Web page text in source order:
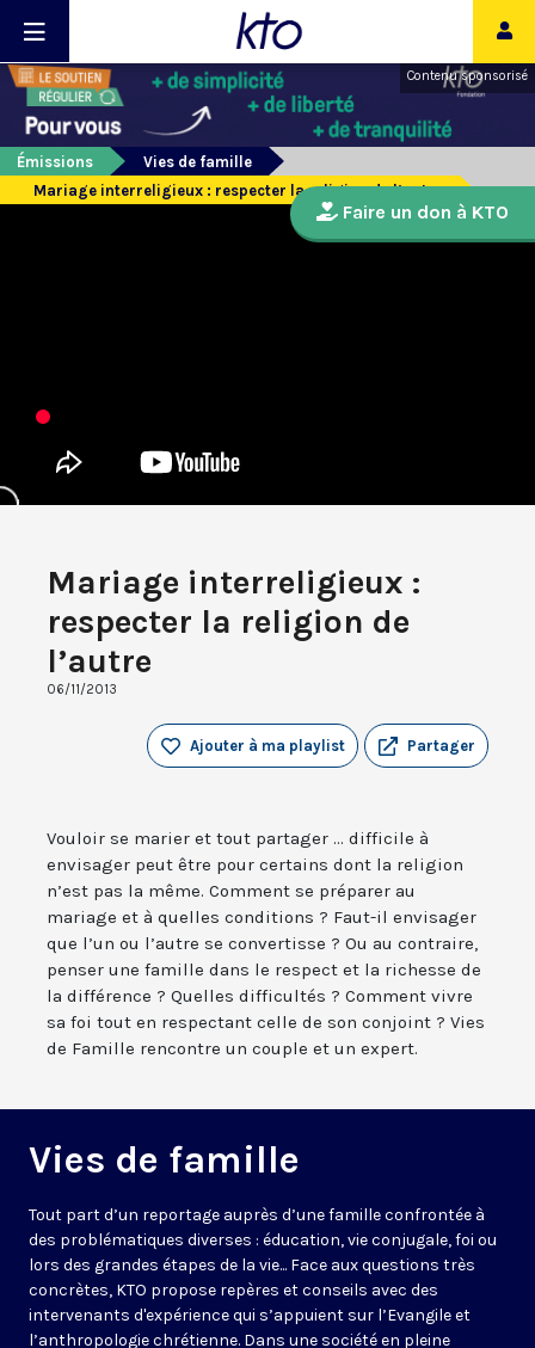
Contenu sponsorisé
Émissions
Vies de famille
Mariage interreligieux : respecter la religion de l’autre
Mariage interreligieux :
respecter la religion de
l’autre
06/11/2013
Partager
Ajouter à ma playlist
Vouloir se marier et tout partager ... difficile à
envisager peut être pour certains dont la religion
n’est pas la même. Comment se préparer au
mariage et à quelles conditions ? Faut-il envisager
que l’un ou l’autre se convertisse ? Ou au contraire,
penser une famille dans le respect et la richesse de
la différence ? Quelles difficultés ? Comment vivre
sa foi tout en respectant celle de son conjoint ? Vies
de Famille rencontre un couple et un expert.
Vies de famille
Tout part d’un reportage auprès d’une famille confrontée à
des problématiques diverses : éducation, vie conjugale, foi ou
lors des grandes étapes de la vie... Face aux questions très
concrètes, KTO propose repères et conseils avec des
intervenants d'expérience qui s’appuient sur l’Evangile et
l’anthropologie chrétienne. Dans une société en pleine
Faire un don à KTO